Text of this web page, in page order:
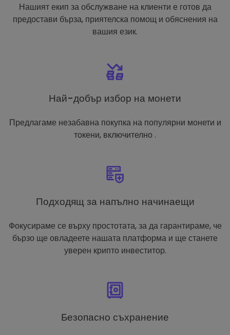
Нашият екип за обслужване на клиенти е готов да
предостави бърза, приятелска помощ и обяснения на
вашия език.
Най-добър избор на монети
Предлагаме незабавна покупка на популярни монети и
токени, включително .
Подходящ за напълно начинаещи
Фокусираме се върху простотата, за да гарантираме, че
бързо ще овладеете нашата платформа и ще станете
уверен крипто инвеститор.
Безопасно съхранение